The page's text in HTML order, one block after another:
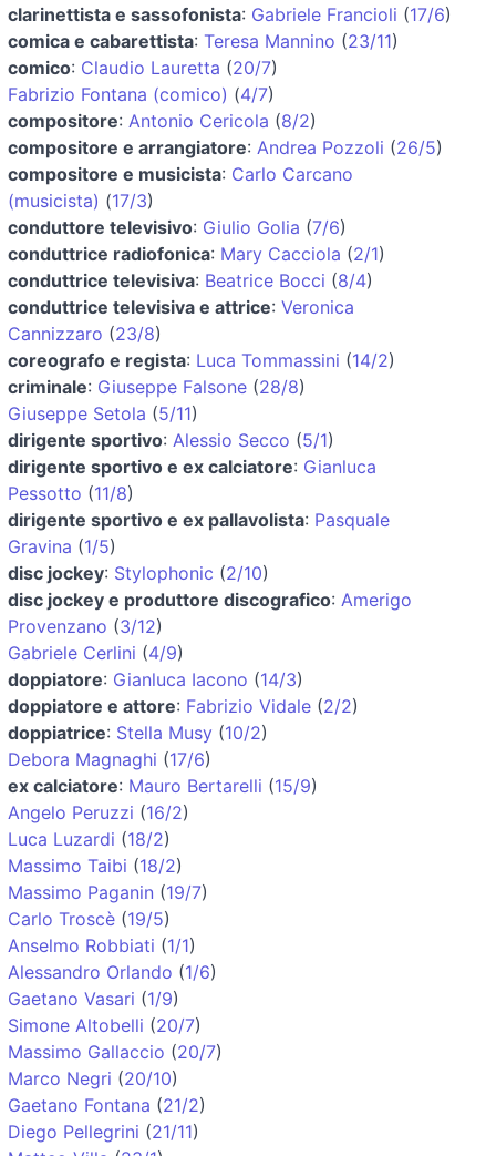
clarinettista e sassofonista: Gabriele Francioli (17/6)
comica e cabarettista: Teresa Mannino (23/11)
comico: Claudio Lauretta (20/7)
Fabrizio Fontana (comico) (4/7)
compositore: Antonio Cericola (8/2)
compositore e arrangiatore: Andrea Pozzoli (26/5)
compositore e musicista: Carlo Carcano
(musicista) (17/3)
conduttore televisivo: Giulio Golia (7/6)
conduttrice radiofonica: Mary Cacciola (2/1)
conduttrice televisiva: Beatrice Bocci (8/4)
conduttrice televisiva e attrice: Veronica
Cannizzaro (23/8)
coreografo e regista: Luca Tommassini (14/2)
criminale: Giuseppe Falsone (28/8)
Giuseppe Setola (5/11)
dirigente sportivo: Alessio Secco (5/1)
dirigente sportivo e ex calciatore: Gianluca
Pessotto (11/8)
dirigente sportivo e ex pallavolista: Pasquale
Gravina (1/5)
disc jockey: Stylophonic (2/10)
disc jockey e produttore discografico: Amerigo
Provenzano (3/12)
Gabriele Cerlini (4/9)
doppiatore: Gianluca Iacono (14/3)
doppiatore e attore: Fabrizio Vidale (2/2)
doppiatrice: Stella Musy (10/2)
Debora Magnaghi (17/6)
ex calciatore: Mauro Bertarelli (15/9)
Angelo Peruzzi (16/2)
Luca Luzardi (18/2)
Massimo Taibi (18/2)
Massimo Paganin (19/7)
Carlo Troscè (19/5)
Anselmo Robbiati (1/1)
Alessandro Orlando (1/6)
Gaetano Vasari (1/9)
Simone Altobelli (20/7)
Massimo Gallaccio (20/7)
Marco Negri (20/10)
Gaetano Fontana (21/2)
Diego Pellegrini (21/11)